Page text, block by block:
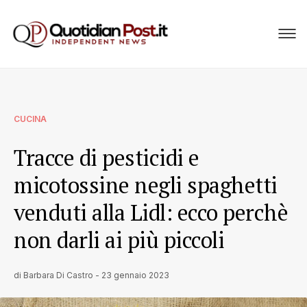
CUCINA
Tracce di pesticidi e
micotossine negli spaghetti
venduti alla Lidl: ecco perchè
non darli ai più piccoli
di Barbara Di Castro - 23 gennaio 2023